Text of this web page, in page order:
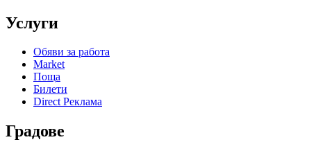
Услуги
Обяви за работа
Market
Поща
Билети
Direct Реклама
Градове